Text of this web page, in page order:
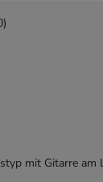
mit Gitarre am